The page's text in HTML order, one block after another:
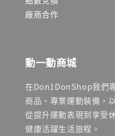
廠商合作
動一動商城
在Don1DonShop我們
商品、專業運動裝備，
從提升運動表現到享受
健康活躍生活旅程。